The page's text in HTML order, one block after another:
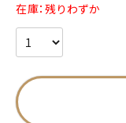
お知らせ
ご利用ガイド
よくあるご質問
プライバシーポリシー
在庫：残りわずか